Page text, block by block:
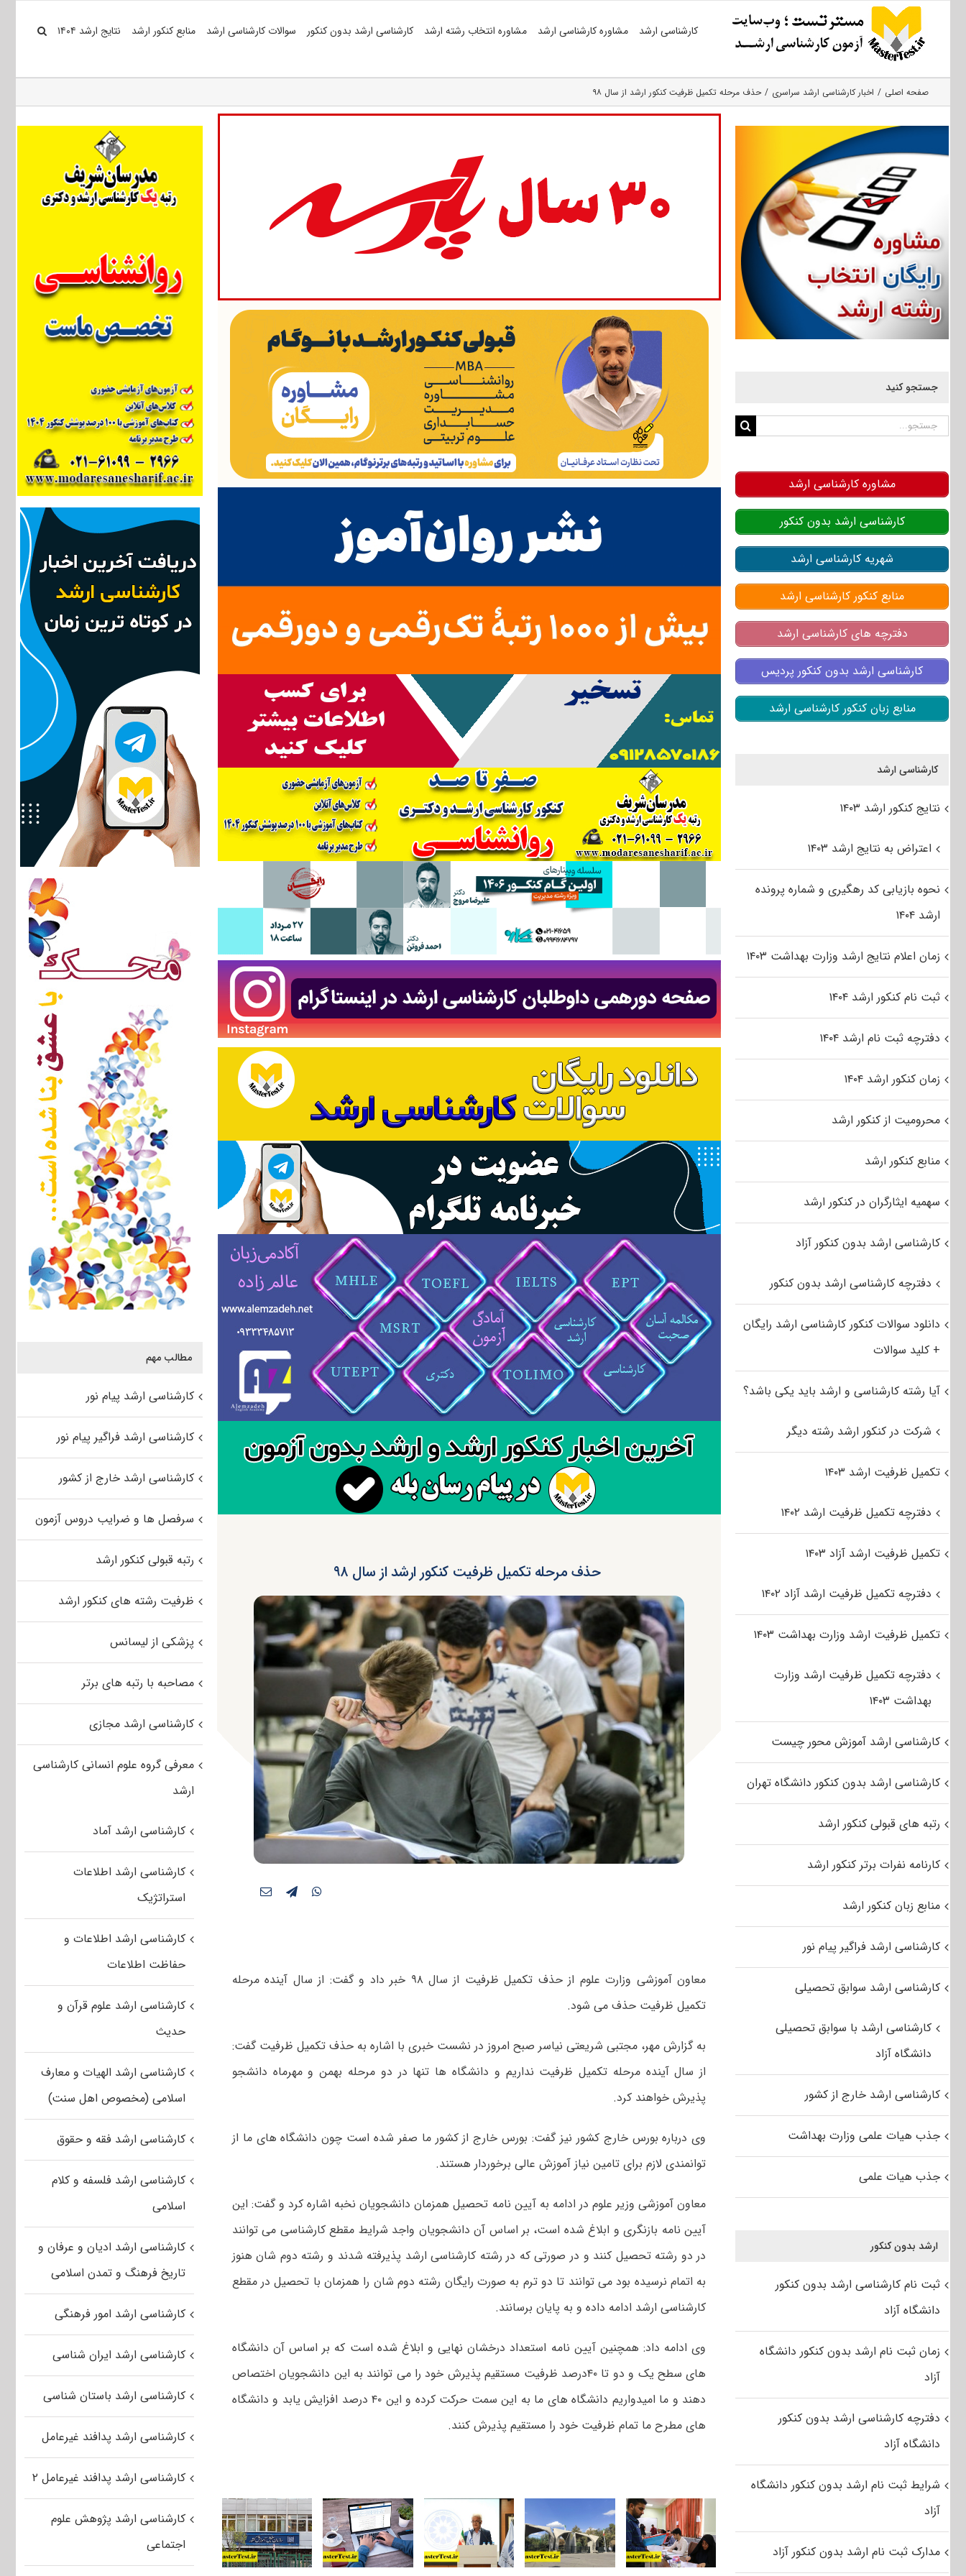
کارشناسی ارشد مشاوره کارشناسی ارشد مشاوره انتخاب رشته ارشد کارشناسی ارشد بدون کنکور سوالات کارشناسی ارشد منابع کنکور ارشد نتایج ارشد ۱۴۰۴
صفحه اصلی اخبار کارشناسی ارشد سراسری حذف مرحله تکمیل ظرفیت کنکور ارشد از سال ۹۸
حذف مرحله تکمیل ظرفیت کنکور ارشد از سال ۹۸
معاون آموزشی وزارت علوم از حذف تکمیل ظرفیت از سال ۹۸ خبر داد و گفت: از سال آینده مرحله
تکمیل ظرفیت حذف می شود.
به گزارش مهر، مجتبی شریعتی نیاسر صبح امروز در نشست خبری با اشاره به حذف تکمیل ظرفیت گفت:
از سال آینده مرحله تکمیل ظرفیت نداریم و دانشگاه ها تنها در دو مرحله بهمن و مهرماه دانشجو
پذیرش خواهند کرد.
وی درباره بورس خارج کشور نیز گفت: بورس خارج از کشور ما صفر شده است چون دانشگاه های ما از
توانمندی لازم برای تامین نیاز آموزش عالی برخوردار هستند.
معاون آموزشی وزیر علوم در ادامه به آیین نامه تحصیل همزمان دانشجویان نخبه اشاره کرد و گفت: این
آیین نامه بازنگری و ابلاغ شده است، بر اساس آن دانشجویان واجد شرایط مقطع کارشناسی می توانند
در دو رشته تحصیل کنند و در صورتی که در رشته کارشناسی ارشد پذیرفته شدند و رشته دوم شان هنوز
به اتمام نرسیده بود می توانند تا دو ترم به صورت رایگان رشته دوم شان را همزمان با تحصیل در مقطع
کارشناسی ارشد ادامه داده و به پایان برسانند.
وی ادامه داد: همچنین آیین نامه استعداد درخشان نهایی و ابلاغ شده است که بر اساس آن دانشگاه
های سطح یک و دو تا ۴۰درصد ظرفیت مستقیم پذیرش خود را می توانند به این دانشجویان اختصاص
دهند و ما امیدواریم دانشگاه های ما به این سمت حرکت کرده و این ۴۰ درصد افزایش یابد و دانشگاه
های مطرح ما تمام ظرفیت خود را مستقیم پذیرش کنند.
مطالب مهم
کارشناسی ارشد پیام نور
کارشناسی ارشد فراگیر پیام نور
کارشناسی ارشد خارج از کشور
سرفصل ها و ضرایب دروس آزمون
رتبه قبولی کنکور ارشد
ظرفیت رشته های کنکور ارشد
پزشکی از لیسانس
مصاحبه با رتبه های برتر
کارشناسی ارشد مجازی
معرفی گروه علوم انسانی کارشناسی
ارشد
کارشناسی ارشد آماد
کارشناسی ارشد اطلاعات
استراتژیک
کارشناسی ارشد اطلاعات و
حفاظت اطلاعات
کارشناسی ارشد علوم قرآن و
حدیث
کارشناسی ارشد الهیات و معارف
اسلامی (مخصوص اهل سنت)
کارشناسی ارشد فقه و حقوق
کارشناسی ارشد فلسفه و کلام
اسلامی
کارشناسی ارشد ادیان و عرفان و
تاریخ فرهنگ و تمدن اسلامی
کارشناسی ارشد امور فرهنگی
کارشناسی ارشد ایران شناسی
کارشناسی ارشد باستان شناسی
کارشناسی ارشد پدافند غیرعامل
کارشناسی ارشد پدافند غیرعامل ۲
کارشناسی ارشد پژوهش علوم
اجتماعی
جستجو کنید
جستجو
مشاوره کارشناسی ارشد
کارشناسی ارشد بدون کنکور
شهریه کارشناسی ارشد
منابع کنکور کارشناسی ارشد
دفترچه های کارشناسی ارشد
کارشناسی ارشد بدون کنکور پردیس
منابع زبان کنکور کارشناسی ارشد
کارشناسی ارشد
نتایج کنکور ارشد ۱۴۰۳
اعتراض به نتایج ارشد ۱۴۰۳
نحوه بازیابی کد رهگیری و شماره پرونده
ارشد ۱۴۰۴
زمان اعلام نتایج ارشد وزارت بهداشت ۱۴۰۳
ثبت نام کنکور ارشد ۱۴۰۴
دفترچه ثبت نام ارشد ۱۴۰۴
زمان کنکور ارشد ۱۴۰۴
محرومیت از کنکور ارشد
منابع کنکور ارشد
سهمیه ایثارگران در کنکور ارشد
کارشناسی ارشد بدون کنکور آزاد
دفترچه کارشناسی ارشد بدون کنکور
دانلود سوالات کنکور کارشناسی ارشد رایگان
+ کلید سوالات
آیا رشته کارشناسی و ارشد باید یکی باشد؟
شرکت در کنکور ارشد رشته دیگر
تکمیل ظرفیت ارشد ۱۴۰۳
دفترچه تکمیل ظرفیت ارشد ۱۴۰۲
تکمیل ظرفیت ارشد آزاد ۱۴۰۳
دفترچه تکمیل ظرفیت ارشد آزاد ۱۴۰۲
تکمیل ظرفیت ارشد وزارت بهداشت ۱۴۰۳
دفترچه تکمیل ظرفیت ارشد وزارت
بهداشت ۱۴۰۳
کارشناسی ارشد آموزش محور چیست
کارشناسی ارشد بدون کنکور دانشگاه تهران
رتبه های قبولی کنکور ارشد
کارنامه نفرات برتر کنکور ارشد
منابع زبان کنکور ارشد
کارشناسی ارشد فراگیر پیام نور
کارشناسی ارشد سوابق تحصیلی
کارشناسی ارشد با سوابق تحصیلی
دانشگاه آزاد
کارشناسی ارشد خارج از کشور
جذب هیات علمی وزارت بهداشت
جذب هیات علمی
ارشد بدون کنکور
ثبت نام کارشناسی ارشد بدون کنکور
دانشگاه آزاد
زمان ثبت نام ارشد بدون کنکور دانشگاه
آزاد
دفترچه کارشناسی ارشد بدون کنکور
دانشگاه آزاد
شرایط ثبت نام ارشد بدون کنکور دانشگاه
آزاد
مدارک ثبت نام ارشد بدون کنکور آزاد